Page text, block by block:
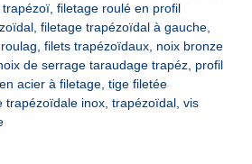
trapézoï, filetage roulé en profil
, filetage trapézoïdal à gauche,
, filets trapézoïdaux, noix bronze
de serrage taraudage trapéz, profil
acier à filetage, tige filetée
trapézoïdale inox, trapézoïdal, vis